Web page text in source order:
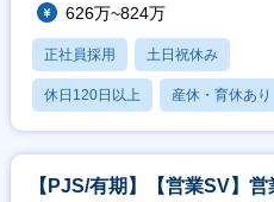
ひチャレンジして頂きたいポジシ
626万~824万
正社員採用 土日祝休み
休日120日以上 産休・育休あり
賞与あり
【PJS/有期】【営業SV】営